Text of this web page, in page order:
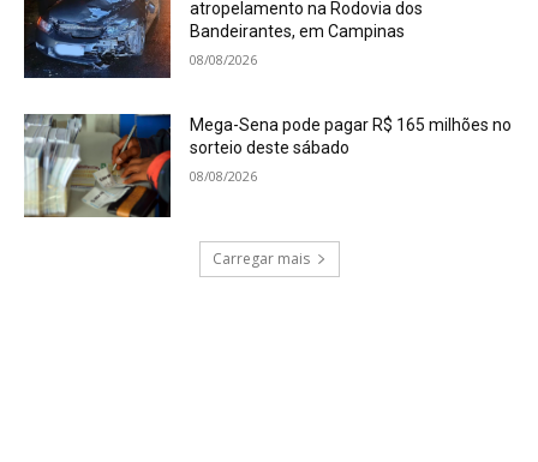
atropelamento na Rodovia dos
Bandeirantes, em Campinas
08/08/2026
Mega-Sena pode pagar R$ 165 milhões no
sorteio deste sábado
08/08/2026
Carregar mais